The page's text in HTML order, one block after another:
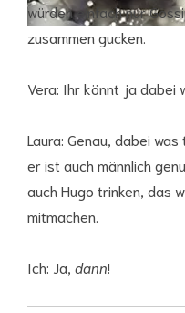
würden einfach nur
zusammen gucken.
Vera: Ihr könnt ja dabei
Laura: Genau, dabei was
er ist auch männlich
auch Hugo trinken, das
mitmachen.
Ich: Ja, dann!